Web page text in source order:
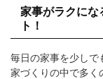
家事がラクに
ト！
毎日の家事を少しで
家づくりの中で多